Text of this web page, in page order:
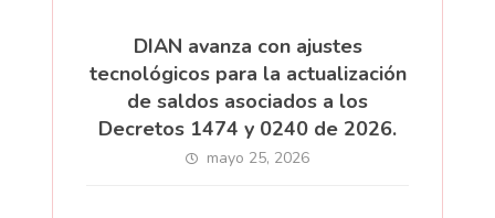
DIAN avanza con ajustes
tecnológicos para la actualización
de saldos asociados a los
Decretos 1474 y 0240 de 2026.
mayo 25, 2026